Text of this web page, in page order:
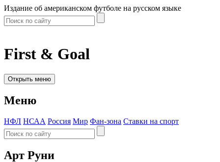
Издание об американском футболе на русском языке
First & Goal
Открыть меню
Меню
НФЛ НСАА Россия Мир Фан-зона Ставки на спорт
Арт Руни